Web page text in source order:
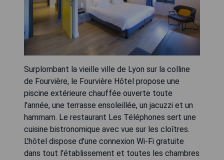
Surplombant la vieille ville de Lyon sur la colline
de Fourvière, le Fourvière Hôtel propose une
piscine extérieure chauffée ouverte toute
l'année, une terrasse ensoleillée, un jacuzzi et un
hammam. Le restaurant Les Téléphones sert une
cuisine bistronomique avec vue sur les cloîtres.
L'hôtel dispose d'une connexion Wi-Fi gratuite
dans tout l'établissement et toutes les chambres